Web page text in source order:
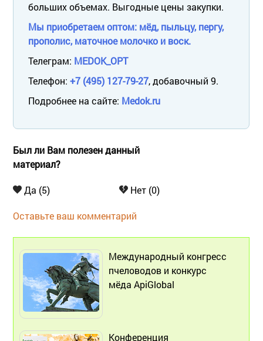
больших объемах. Выгодные цены закупки.
Мы приобретаем оптом: мёд, пыльцу, пергу,
прополис, маточное молочко и воск.
Телеграм: MEDOK_OPT
Телефон: +7 (495) 127-79-27, добавочный 9.
Подробнее на сайте: Medok.ru
Был ли Вам полезен данный
материал?
Да (5) Нет (0)
Оставьте ваш комментарий
Международный конгресс
пчеловодов и конкурс
мёда ApiGlobal
Конференция